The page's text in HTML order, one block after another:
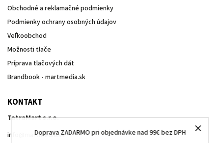
Doprava ZADARMO pri objednávke nad 99€ bez DPH
Obchodné a reklamačné podmienky
Podmienky ochrany osobných údajov
Veľkoobchod
Možnosti tlače
Príprava tlačových dát
Brandbook - martmedia.sk
KONTAKT
TatraMart s.r.o.
info
martmedia.sk